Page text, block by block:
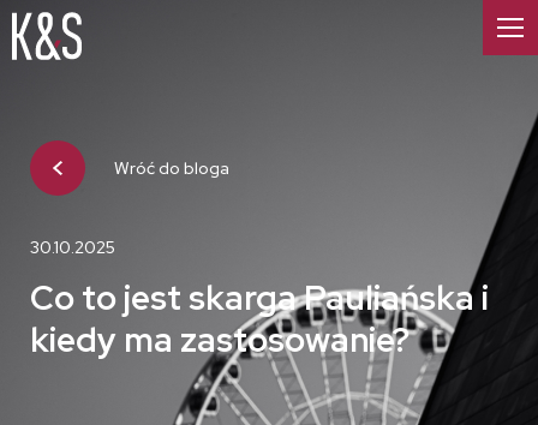
Wróć do bloga
30.10.2025
Co to jest skarga Pauliańska i
kiedy ma zastosowanie?